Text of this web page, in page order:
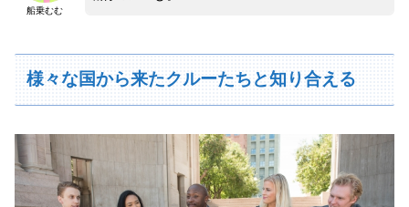
船乗むむ
様々な国から来たクルーたちと知り合える